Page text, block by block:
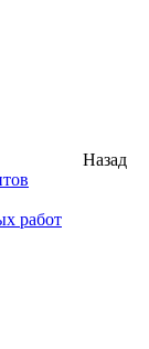
Назад
работ